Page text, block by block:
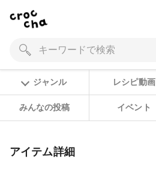
ジャンル レシピ動画
みんなの投稿 イベント
アイテム詳細